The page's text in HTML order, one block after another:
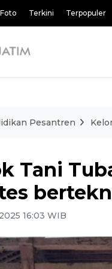
Terkini Terpopuler
Pesantren
Tani
16:03 WIB